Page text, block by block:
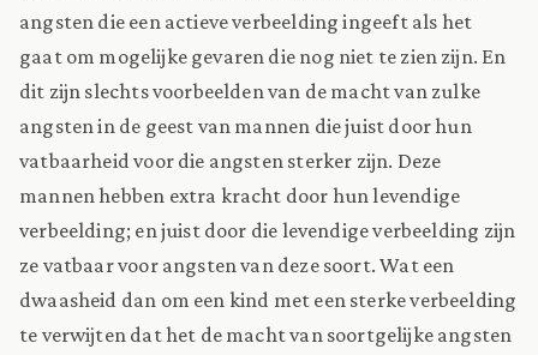
angsten die een actieve verbeelding ingeeft als het
gaat om mogelijke gevaren die nog niet te zien zijn. En
dit zijn slechts voorbeelden van de macht van zulke
angsten in de geest van mannen die juist door hun
vatbaarheid voor die angsten sterker zijn. Deze
mannen hebben extra kracht door hun levendige
verbeelding; en juist door die levendige verbeelding zijn
ze vatbaar voor angsten van deze soort. Wat een
dwaasheid dan om een kind met een sterke verbeelding
te verwijten dat het de macht van soortgelijke angsten